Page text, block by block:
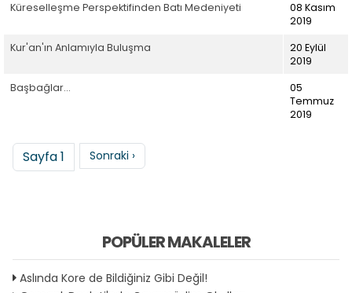
Küreselleşme Perspektifinden Batı Medeniyeti
08 Kasım
2019
Kur'an'ın Anlamıyla Buluşma
20 Eylül
2019
Başbağlar...
05
Temmuz
2019
Sayfalama
Sayfa 1 Sonraki sayfa
Sonraki ›
POPÜLER MAKALELER
Aslında Kore de Bildiğiniz Gibi Değil!